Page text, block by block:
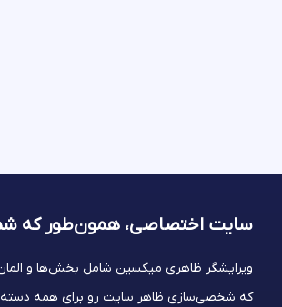
سایت اختصاصی، همون‌طور که
ویرایشگر ظاهری میکسین شامل بخش‌ها و
که شخصی‌سازی ظاهر سایت رو برای همه